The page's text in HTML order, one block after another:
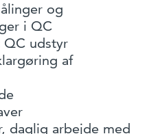
og
i QC
QC udstyr
af
daglig arbejde med